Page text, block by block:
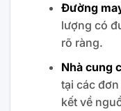
Đường
lượng có
rõ ràng.
Nhà cung
tại các
kết về